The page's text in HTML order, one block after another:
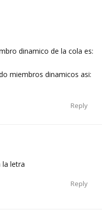
dinamico de la cola es:
miembros dinamicos asi:
Reply
la letra
Reply